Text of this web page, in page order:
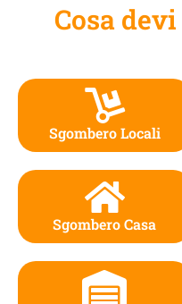
Cosa
Sgombero Locali
Sgombero Casa